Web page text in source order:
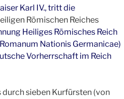
Karl IV., tritt die
Römischen Reiches
Heiliges Römisches Reich
Nationis Germanicae)
Vorherrschaft im Reich
sieben Kurfürsten (von